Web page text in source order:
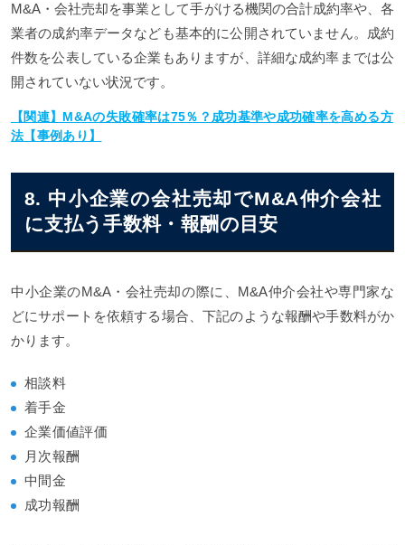
M&A・会社売却を事業として手がける機関の合計成約率や、各
業者の成約率データなども基本的に公開されていません。成約
件数を公表している企業もありますが、詳細な成約率までは公
開されていない状況です。
【関連】M&Aの失敗確率は75％？成功基準や成功確率を高める方
法【事例あり】
8. 中小企業の会社売却でM&A仲介会社
に支払う手数料・報酬の目安
中小企業のM&A・会社売却の際に、M&A仲介会社や専門家な
どにサポートを依頼する場合、下記のような報酬や手数料がか
かります。
相談料
着手金
企業価値評価
月次報酬
中間金
成功報酬